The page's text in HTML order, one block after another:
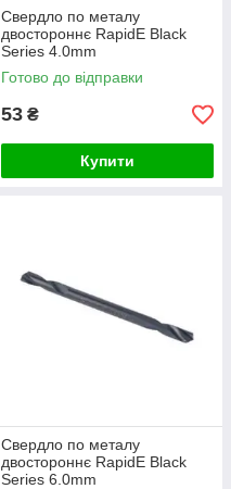
Свердло по металу
двостороннє RapidE Black
Series 4.0mm
Готово до відправки
53 ₴
Купити
Свердло по металу
двостороннє RapidE Black
Series 6.0mm